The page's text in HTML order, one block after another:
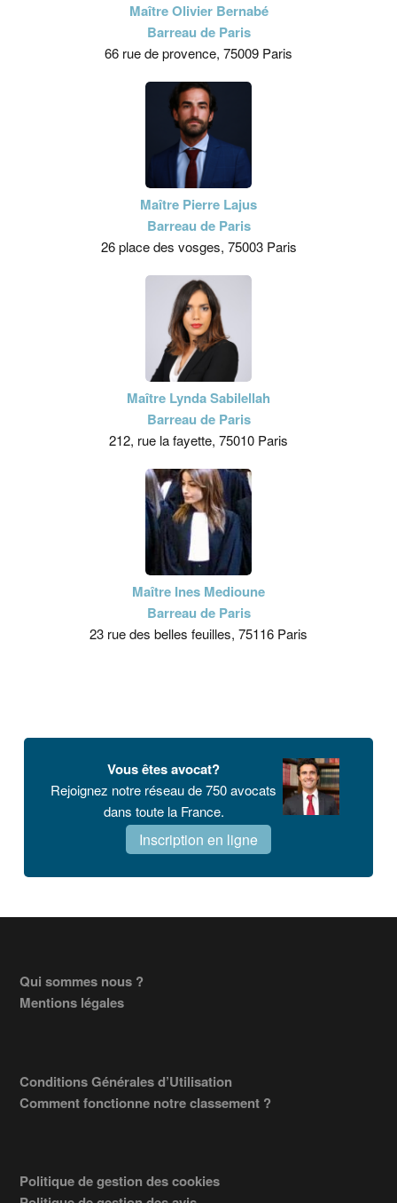
Maître Olivier Bernabé
Barreau de Paris
66 rue de provence, 75009 Paris
Maître Pierre Lajus
Barreau de Paris
26 place des vosges, 75003 Paris
Maître Lynda Sabilellah
Barreau de Paris
212, rue la fayette, 75010 Paris
Maître Ines Medioune
Barreau de Paris
23 rue des belles feuilles, 75116 Paris
Vous êtes avocat?
Rejoignez notre réseau de 750 avocats
dans toute la France.
Inscription en ligne
Footer
Qui sommes nous ?
Mentions légales
Conditions Générales d’Utilisation
Comment fonctionne notre classement ?
Politique de gestion des cookies